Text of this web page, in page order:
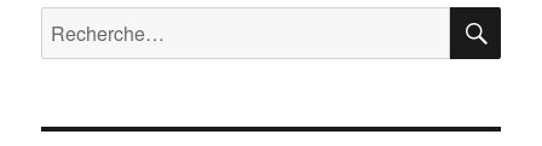
Recherche
pour :